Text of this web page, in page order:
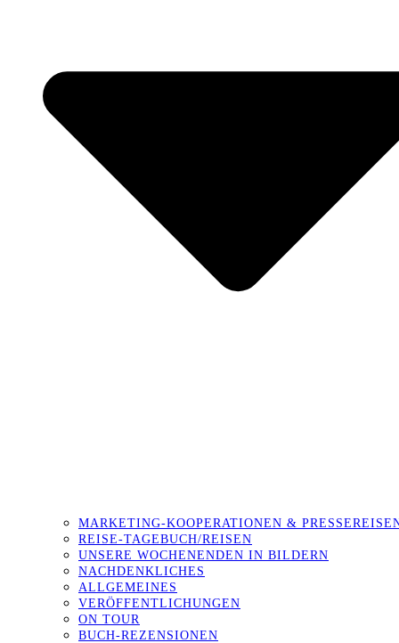
MARKETING-KOOPERATIONEN &
REISE-TAGEBUCH/REISEN
UNSERE WOCHENENDEN IN BILDERN
NACHDENKLICHES
ALLGEMEINES
VERÖFFENTLICHUNGEN
ON TOUR
BUCH-REZENSIONEN